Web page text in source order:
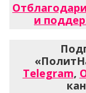
и
Telegram,